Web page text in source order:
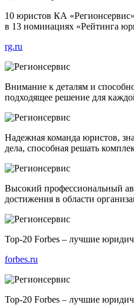
10 юристов КА
в 13 номинациях «Рейтинга
rg.ru
Внимание к деталям и
подходящее решение для
Надежная команда юристов,
дела, способная решать
Высокий профессиональный
достижения в области
Top-20 Forbes – лучшие
forbes.ru
Top-20 Forbes – лучшие